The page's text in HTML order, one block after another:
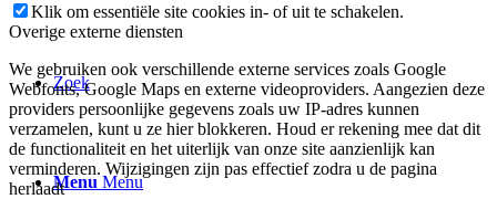
Zoek
Menu Menu
Klik om essentiële site cookies in- of uit te schakelen.
Overige externe diensten
We gebruiken ook verschillende externe services zoals Google
Webfonts, Google Maps en externe videoproviders. Aangezien deze
providers persoonlijke gegevens zoals uw IP-adres kunnen
verzamelen, kunt u ze hier blokkeren. Houd er rekening mee dat dit
de functionaliteit en het uiterlijk van onze site aanzienlijk kan
verminderen. Wijzigingen zijn pas effectief zodra u de pagina
herlaadt